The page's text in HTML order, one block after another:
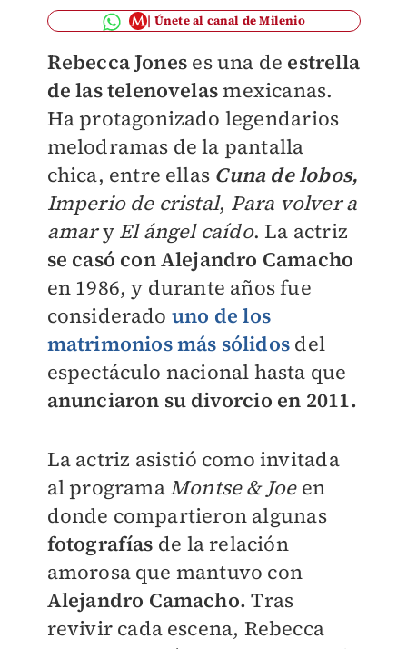
Únete al canal de Milenio
Rebecca Jones es una de estrella
de las telenovelasmexicanas.
Ha protagonizado legendarios
melodramas de la pantalla
chica, entre ellas Cuna de lobos,
Imperio de cristal, Para volver a
amary El ángel caído. La actriz
se casó con Alejandro Camacho
en 1986, y durante años fue
considerado uno de los
matrimonios más sólidos del
espectáculo nacional hasta que
anunciaron su divorcio en 2011.
La actriz asistió como invitada
al programa Montse & Joeen
donde compartieron algunas
fotografías de la relación
amorosa que mantuvo con
Alejandro Camacho. Tras
revivir cada escena, Rebecca